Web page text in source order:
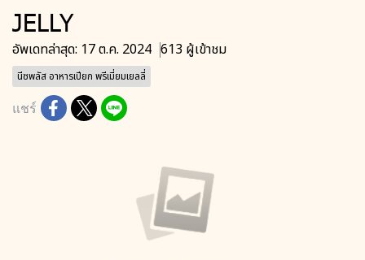
JELLY
อัพเดทล่าสุด: 17 ต.ค. 2024 613 ผู้เข้าชม
นีซพลัส อาหารเปียก พรีเมี่ยมเยลลี่
แชร์